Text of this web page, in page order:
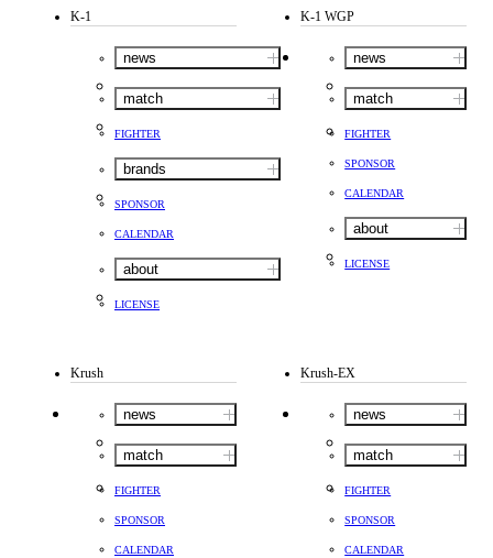
K-1
news
match
FIGHTER
brands
SPONSOR
CALENDAR
about
LICENSE
K-1 WGP
news
match
FIGHTER
SPONSOR
CALENDAR
about
LICENSE
Krush
news
match
FIGHTER
SPONSOR
CALENDAR
Krush-EX
news
match
FIGHTER
SPONSOR
CALENDAR